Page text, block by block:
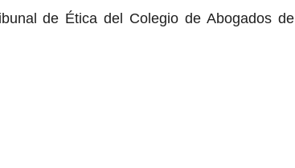
de Ética del Colegio de Abogados de